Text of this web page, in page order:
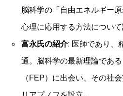
脳科学の「自由エネルギー
心理に応用する方法について
富永氏の紹介: 医師であり、
通。脳科学の最新理論であ
（FEP）に出会い、その社